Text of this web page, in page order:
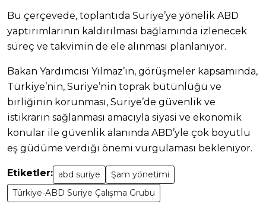
Bu çerçevede, toplantıda Suriye’ye yönelik ABD
yaptırımlarının kaldırılması bağlamında izlenecek
süreç ve takvimin de ele alınması planlanıyor.
Bakan Yardımcısı Yılmaz’ın, görüşmeler kapsamında,
Türkiye’nin, Suriye’nin toprak bütünlüğü ve
birliğinin korunması, Suriye’de güvenlik ve
istikrarın sağlanması amacıyla siyasi ve ekonomik
konular ile güvenlik alanında ABD’yle çok boyutlu
eş güdüme verdiği önemi vurgulaması bekleniyor.
Etiketler: abd suriye
Şam yönetimi
Türkiye-ABD Suriye Çalışma Grubu